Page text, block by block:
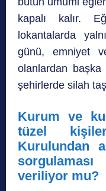
kapalı kalır.
lokantalarda
günü, emniyet
olanlardan
şehirlerde silah
Kurum ve
tüzel
Kurulundan
veriliyor mu?